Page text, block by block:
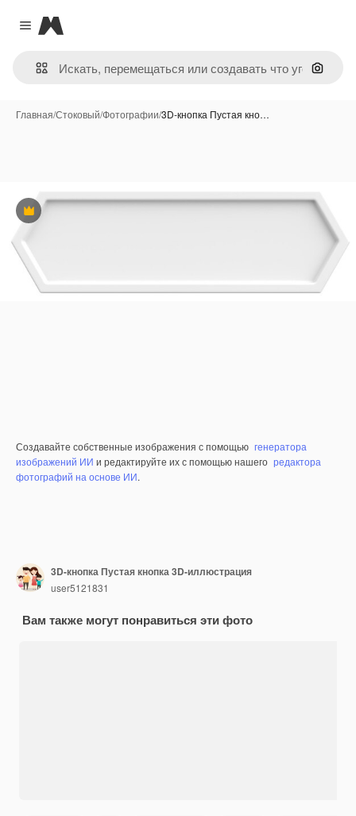
Close menu
Magnific
Поиск
Главная/Стоковый/Фотографии/3D-кнопка Пустая кно…
Премиум
Создавайте собственные изображения с помощью генератора
изображений ИИ и редактируйте их с помощью нашего редактора
фотографий на основе ИИ.
3D-кнопка Пустая кнопка 3D-иллюстрация
user5121831
Вам также могут понравиться эти фото